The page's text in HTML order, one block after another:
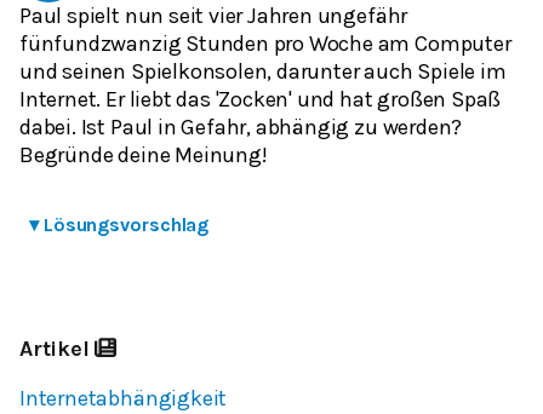
Paul spielt nun seit vier Jahren ungefähr
fünfundzwanzig Stunden pro Woche am Computer
und seinen Spielkonsolen, darunter auch Spiele im
Internet. Er liebt das 'Zocken' und hat großen Spaß
dabei. Ist Paul in Gefahr, abhängig zu werden?
Begründe deine Meinung!
▾ Lösungsvorschlag
Artikel
Internetabhängigkeit